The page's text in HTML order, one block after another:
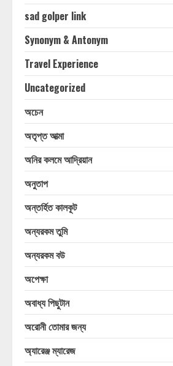
sad golper link
Synonym & Antonym
Travel Experience
Uncategorized
অচেন
অতৃপ্ত আত্মা
অনির কলমে আদ্রিয়ান
অনুতাপ
অন্তর্হিত কালকূট
অন্যরকম তুমি
অন্যরকম বউ
অপেক্ষা
অবাধ্য পিছুটান
অরোনী তোমার জন্য
অ্যারেঞ্জ ম্যারেজ